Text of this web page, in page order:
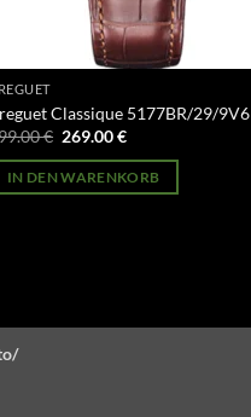
Classique 5177BR/29/9V6
€ Ursprünglicher
war:
499.00 €
269.00€Aktueller
ist:
269.00 €.
IN DEN WARENKORB